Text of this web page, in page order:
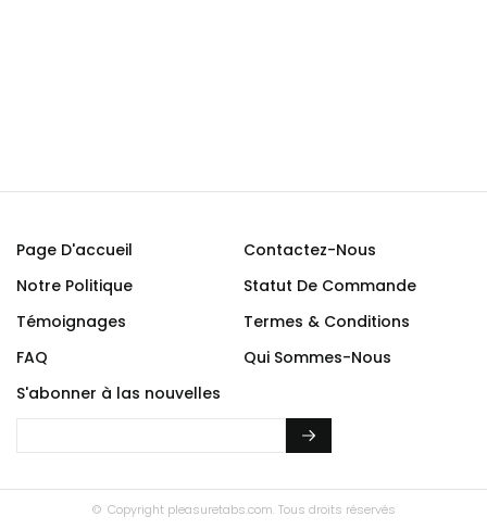
Page D'accueil
Contactez-Nous
Notre Politique
Statut De Commande
Témoignages
Termes & Conditions
FAQ
Qui Sommes-Nous
S'abonner à las nouvelles
© Copyrightpleasuretabs.com. Tous droits réservés